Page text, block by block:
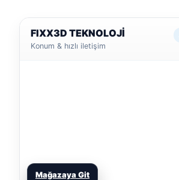
FIXX3D TEKNOLOJİ
Konum & hızlı iletişim
Mağazaya Git